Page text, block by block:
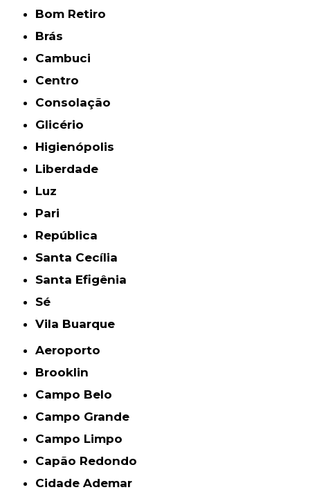
Bom Retiro
Brás
Cambuci
Centro
Consolação
Glicério
Higienópolis
Liberdade
Luz
Pari
República
Santa Cecília
Santa Efigênia
Sé
Vila Buarque
Aeroporto
Brooklin
Campo Belo
Campo Grande
Campo Limpo
Capão Redondo
Cidade Ademar